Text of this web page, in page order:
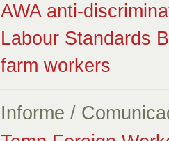
AWA anti-
Labour Standards
farm workers
Informe /